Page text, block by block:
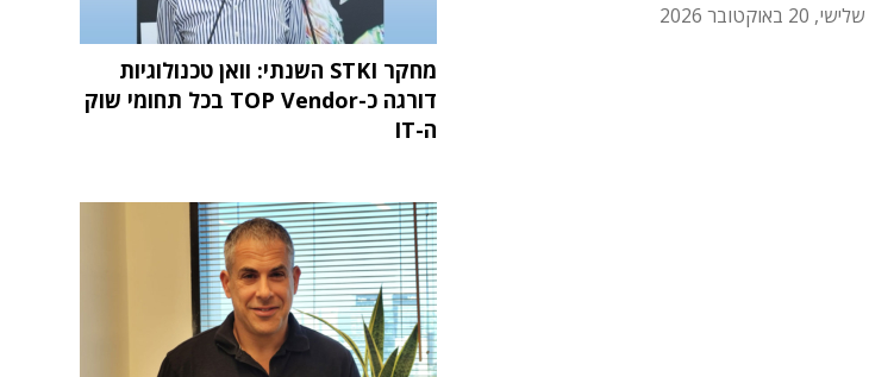
שלישי, 20 באוקטובר 2026
מחקר STKI השנתי: וואן טכנולוגיות
דורגה כ-TOP Vendor בכל תחומי שוק
ה-IT